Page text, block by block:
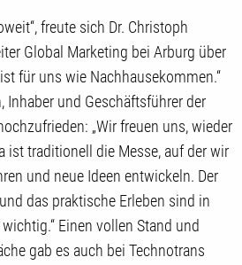
freute sich Dr. Christoph
Global Marketing bei Arburg über
für uns wie Nachhausekommen.“
Inhaber und Geschäftsführer der
„Wir freuen uns, wieder
ist traditionell die Messe, auf der wir
und neue Ideen entwickeln. Der
das praktische Erleben sind in
Einen vollen Stand und
gab es auch bei Technotrans